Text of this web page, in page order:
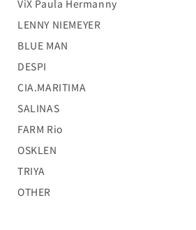
ViX Paula Hermanny
LENNY NIEMEYER
BLUE MAN
DESPI
CIA.MARITIMA
SALINAS
FARM Rio
OSKLEN
TRIYA
OTHER